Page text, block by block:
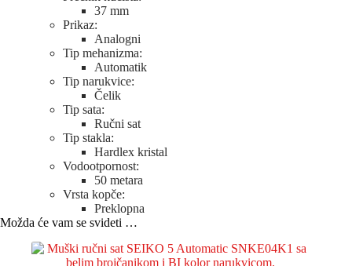
37 mm
Prikaz:
Analogni
Tip mehanizma:
Automatik
Tip narukvice:
Čelik
Tip sata:
Ručni sat
Tip stakla:
Hardlex kristal
Vodootpornost:
50 metara
Vrsta kopče:
Preklopna
Možda će vam se svideti …